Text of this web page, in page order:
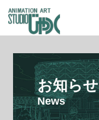
お知らせ
News